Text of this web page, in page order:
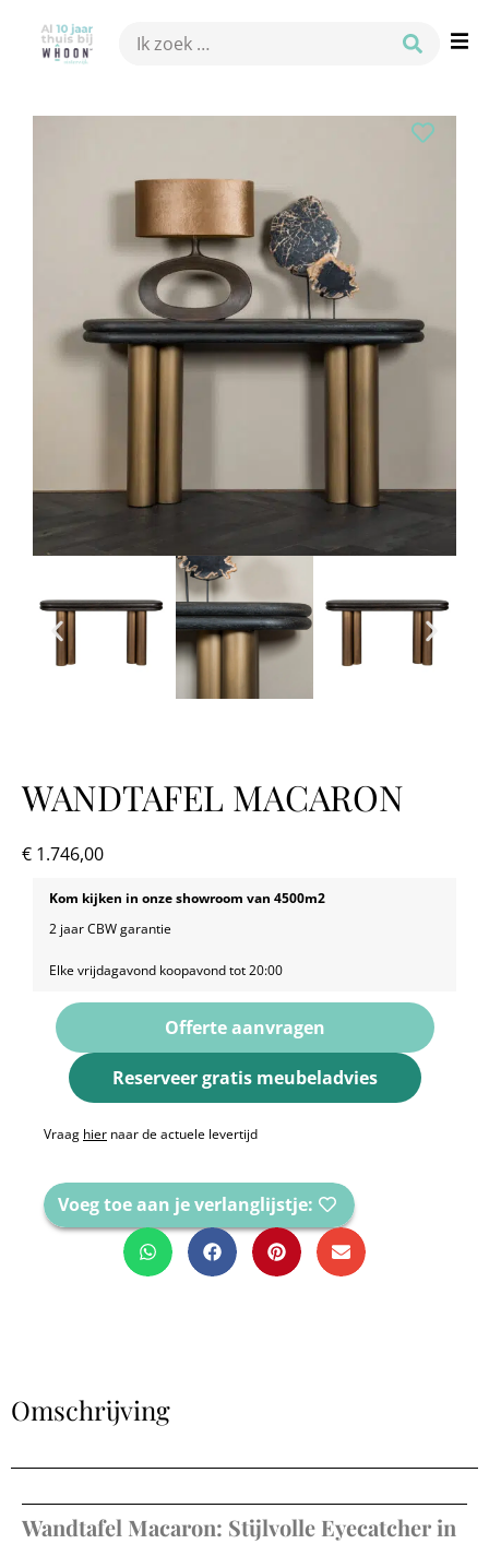
WANDTAFEL MACARON
€ 1.746,00
Kom kijken in onze showroom van 4500m2
2 jaar CBW garantie
Elke vrijdagavond koopavond tot 20:00
Offerte aanvragen
Reserveer gratis meubeladvies
Vraag hier naar de actuele levertijd
Voeg toe aan je verlanglijstje:
Omschrijving
Wandtafel Macaron: Stijlvolle Eyecatcher in